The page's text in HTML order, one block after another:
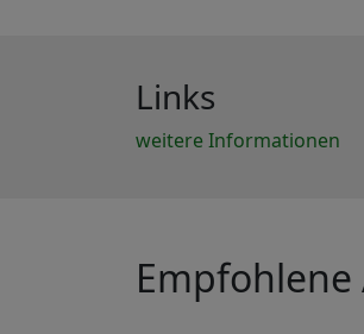
Links
weitere Informationen
Empfohlene